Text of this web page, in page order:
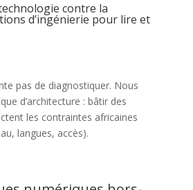
contre la
d’ingénierie pour lire et
pas de diagnostiquer. Nous
d’architecture : bâtir des
les contraintes africaines
langues, accès).